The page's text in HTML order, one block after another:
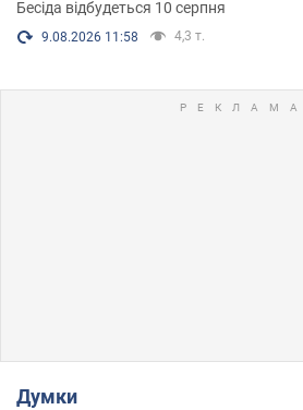
Бесіда відбудеться 10 серпня
9.08.2026 11:58 4,3 т.
Думки